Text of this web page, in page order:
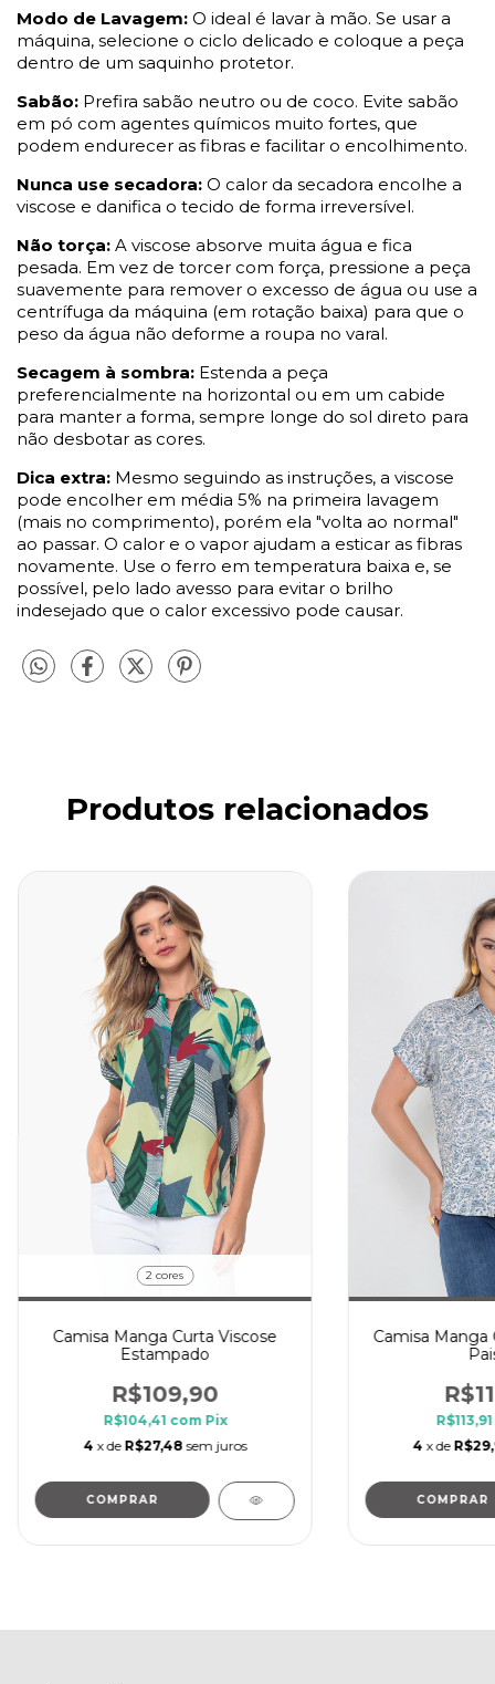
Modo de Lavagem: O ideal é lavar à mão. Se usar a
máquina, selecione o ciclo delicado e coloque a peça
dentro de um saquinho protetor.
Sabão: Prefira sabão neutro ou de coco. Evite sabão
em pó com agentes químicos muito fortes, que
podem endurecer as fibras e facilitar o encolhimento.
Nunca use secadora: O calor da secadora encolhe a
viscose e danifica o tecido de forma irreversível.
Não torça: A viscose absorve muita água e fica
pesada. Em vez de torcer com força, pressione a peça
suavemente para remover o excesso de água ou use a
centrífuga da máquina (em rotação baixa) para que o
peso da água não deforme a roupa no varal.
Secagem à sombra: Estenda a peça
preferencialmente na horizontal ou em um cabide
para manter a forma, sempre longe do sol direto para
não desbotar as cores.
Dica extra: Mesmo seguindo as instruções, a viscose
pode encolher em média 5% na primeira lavagem
(mais no comprimento), porém ela "volta ao normal"
ao passar. O calor e o vapor ajudam a esticar as fibras
novamente. Use o ferro em temperatura baixa e, se
possível, pelo lado avesso para evitar o brilho
indesejado que o calor excessivo pode causar.
Produtos relacionados
2 cores
Camisa Manga Curta Viscose
Estampado
R$109,90
R$104,41 com Pix
4 x de R$27,48 sem juros
COMPRAR
Camisa Manga
R$113,91
4 x de
COMPRAR